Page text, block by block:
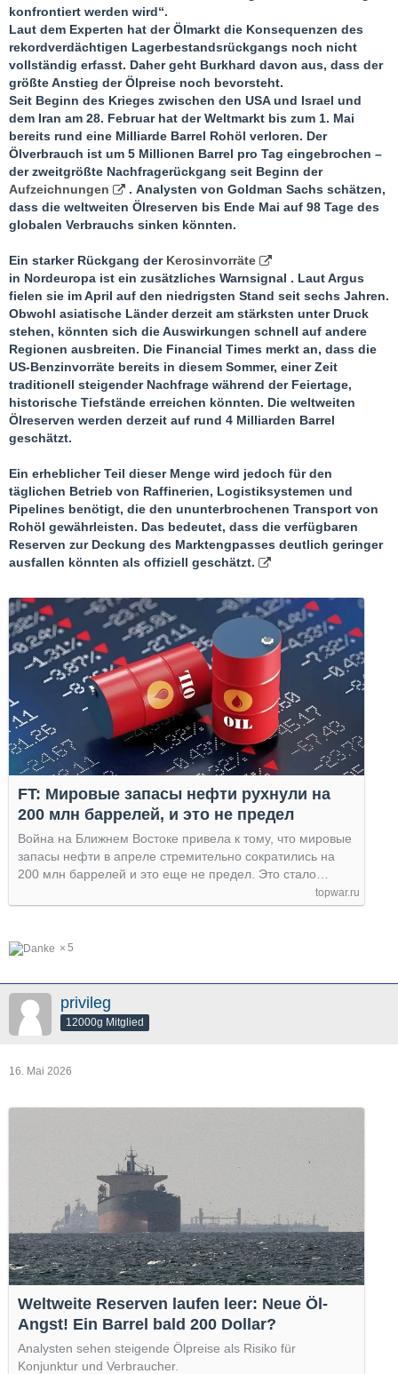
konfrontiert werden wird“.
Laut dem Experten hat der Ölmarkt die Konsequenzen des
rekordverdächtigen Lagerbestandsrückgangs noch nicht
vollständig erfasst. Daher geht Burkhard davon aus, dass der
größte Anstieg der Ölpreise noch bevorsteht.
Seit Beginn des Krieges zwischen den USA und Israel und
dem Iran am 28. Februar hat der Weltmarkt bis zum 1. Mai
bereits rund eine Milliarde Barrel Rohöl verloren. Der
Ölverbrauch ist um 5 Millionen Barrel pro Tag eingebrochen –
der zweitgrößte Nachfragerückgang seit Beginn der
Aufzeichnungen
. Analysten von Goldman Sachs schätzen,
dass die weltweiten Ölreserven bis Ende Mai auf 98 Tage des
globalen Verbrauchs sinken könnten.
Ein starker Rückgang der Kerosinvorräte
in Nordeuropa ist ein zusätzliches Warnsignal . Laut Argus
fielen sie im April auf den niedrigsten Stand seit sechs Jahren.
Obwohl asiatische Länder derzeit am stärksten unter Druck
stehen, könnten sich die Auswirkungen schnell auf andere
Regionen ausbreiten. Die Financial Times merkt an, dass die
US-Benzinvorräte bereits in diesem Sommer, einer Zeit
traditionell steigender Nachfrage während der Feiertage,
historische Tiefstände erreichen könnten. Die weltweiten
Ölreserven werden derzeit auf rund 4 Milliarden Barrel
geschätzt.
Ein erheblicher Teil dieser Menge wird jedoch für den
täglichen Betrieb von Raffinerien, Logistiksystemen und
Pipelines benötigt, die den ununterbrochenen Transport von
Rohöl gewährleisten. Das bedeutet, dass die verfügbaren
Reserven zur Deckung des Marktengpasses deutlich geringer
ausfallen könnten als offiziell geschätzt.
FT: Мировые запасы нефти рухнули на
200 млн баррелей, и это не предел
Война на Ближнем Востоке привела к тому, что мировые
запасы нефти в апреле стремительно сократились на
200 млн баррелей и это еще не предел. Это стало…
topwar.ru
5
privileg
12000g Mitglied
16. Mai 2026
Weltweite Reserven laufen leer: Neue Öl-
Angst! Ein Barrel bald 200 Dollar?
Analysten sehen steigende Ölpreise als Risiko für
Konjunktur und Verbraucher.